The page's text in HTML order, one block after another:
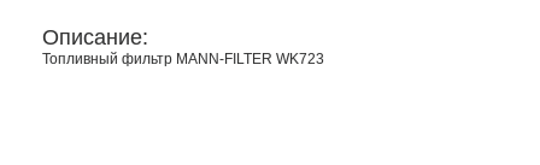
Описание:
Топливный фильтр MANN-FILTER WK723